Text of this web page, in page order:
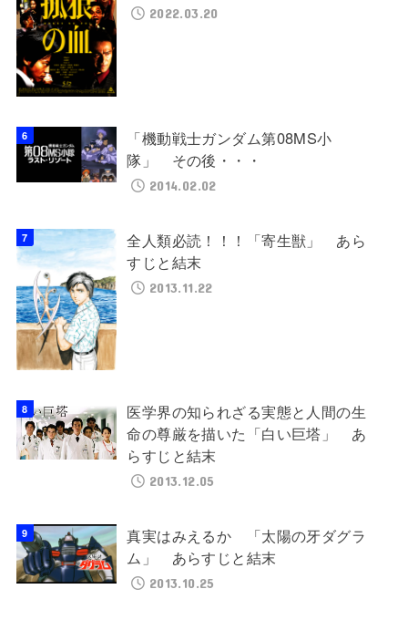
2022.03.20
「機動戦士ガンダム第08MS小
隊」 その後・・・
2014.02.02
全人類必読！！！「寄生獣」 あら
すじと結末
2013.11.22
医学界の知られざる実態と人間の生
命の尊厳を描いた「白い巨塔」 あ
らすじと結末
2013.12.05
真実はみえるか 「太陽の牙ダグラ
ム」 あらすじと結末
2013.10.25